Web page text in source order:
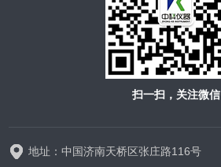
扫一扫，关注微信
地址：中国济南天桥区张庄路116号